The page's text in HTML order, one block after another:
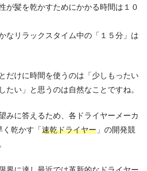
が髪を乾かすためにかかる時間は１０
なリラックスタイム中の「１５分」は
だけに時間を使うのは「少しもったい
たい」と思うのは自然なことですね。
みに答えるため、各ドライヤーメーカ
乾かす「 速乾ドライヤー 」の開発競